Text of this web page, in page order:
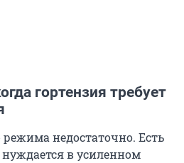
гортензия требует
недостаточно. Есть
нуждается в усиленном